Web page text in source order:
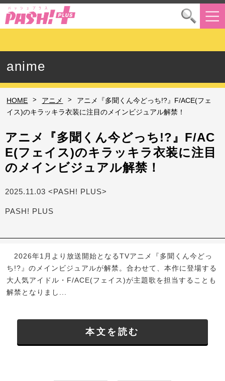
anime
HOME > アニメ >
アニメ『多聞くん今どっち!?』F/ACE(フェ
イス)のキラッキラ衣装に注目のメインビジュアル解禁！
アニメ『多聞くん今どっち!?』F/AC
E(フェイス)のキラッキラ衣装に注目
のメインビジュアル解禁！
2025.11.03 <PASH! PLUS>
PASH! PLUS
2026年1月より放送開始となるTVアニメ『多聞くん今どっ
ち!?』のメインビジュアルが解禁。合わせて、本作に登場する
大人気アイドル・F/ACE(フェイス)が主題歌を担当することも
解禁となりまし...
本文を読む